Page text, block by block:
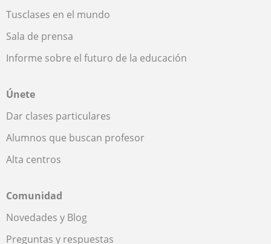
Tusclases en el mundo
Sala de prensa
Informe sobre el futuro de la educación
Únete
Dar clases particulares
Alumnos que buscan profesor
Alta centros
Comunidad
Novedades y Blog
Preguntas y respuestas